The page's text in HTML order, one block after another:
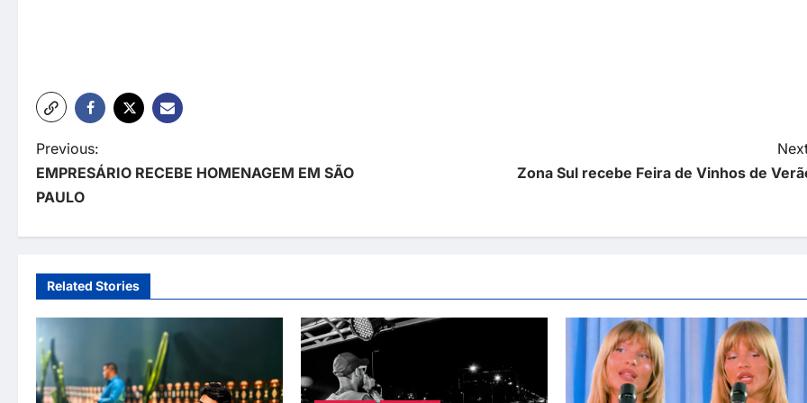
P
o
n
a
v
i
Previous:
EMPRESÁRIO RECEBE HOMENAGEM EM SÃO
PAULO
Zona Sul recebe Feira de Vinhos de
Related Stories